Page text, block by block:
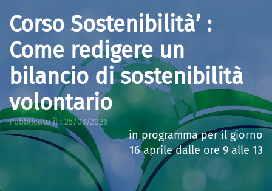
Corso Sostenibilità’ :
Come redigere un
bilancio di sostenibilità
volontario
Pubblicato il :25/03/2026
in programma per il giorno
16 aprile dalle ore 9 alle 13